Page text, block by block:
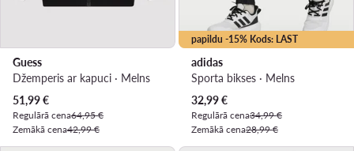
Guess
Džemperis ar kapuci · Melns
Pašreizējā cena
51,99€
Regulārā cena64,95 €
Zemākā cena42,99 €
papildu -15% Kods: LAST
adidas
Sporta bikses · Melns
Pašreizējā cena
32,99€
Regulārā cena34,99 €
Zemākā cena28,99 €